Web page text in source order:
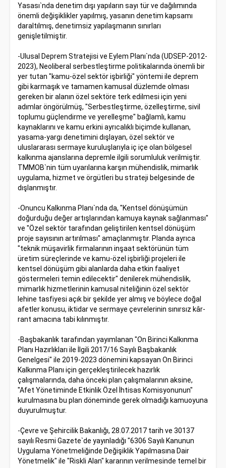
Yasası`nda denetim dışı yapıların sayı tür ve dağılımında
önemli değişiklikler yapılmış, yasanın denetim kapsamı
daraltılmış, denetimsiz yapılaşmanın sınırları
genişletilmiştir.
-Ulusal Deprem Stratejisi ve Eylem Planı`nda (UDSEP-2012-
2023), Neoliberal serbestleştirme politikalarında önemli bir
yer tutan "kamu-özel sektör işbirliği" yöntemi ile deprem
gibi karmaşık ve tamamen kamusal düzlemde olması
gereken bir alanın özel sektöre terk edilmesi için yeni
adımlar öngörülmüş, "Serbestleştirme, özelleştirme, sivil
toplumu güçlendirme ve yerelleşme" bağlamlı, kamu
kaynaklarını ve kamu erkini ayrıcalıklı biçimde kullanan,
yasama-yargı denetimini dışlayan, özel sektör ve
uluslararası sermaye kuruluşlarıyla iç içe olan bölgesel
kalkınma ajanslarına depremle ilgili sorumluluk verilmiştir.
TMMOB`nin tüm uyarılarına karşın mühendislik, mimarlık
uygulama, hizmet ve örgütleri bu strateji belgesinde de
dışlanmıştır.
-Onuncu Kalkınma Planı`nda da, "Kentsel dönüşümün
doğurduğu değer artışlarından kamuya kaynak sağlanması"
ve "Özel sektör tarafından geliştirilen kentsel dönüşüm
proje sayısının artırılması" amaçlanmıştır. Planda ayrıca
"teknik müşavirlik firmalarının inşaat sektörünün tüm
üretim süreçlerinde ve kamu-özel işbirliği projeleri ile
kentsel dönüşüm gibi alanlarda daha etkin faaliyet
göstermeleri temin edilecektir" denilerek mühendislik,
mimarlık hizmetlerinin kamusal niteliğinin özel sektör
lehine tasfiyesi açık bir şekilde yer almış ve böylece doğal
afetler konusu, iktidar ve sermaye çevrelerinin sınırsız kâr-
rant amacına tabi kılınmıştır.
-Başbakanlık tarafından yayımlanan "On Birinci Kalkınma
Planı Hazırlıkları ile İlgili 2017/16 Sayılı Başbakanlık
Genelgesi" ile 2019-2023 dönemini kapsayan On Birinci
Kalkınma Planı için gerçekleştirilecek hazırlık
çalışmalarında, daha önceki plan çalışmalarının aksine,
"Afet Yönetiminde Etkinlik Özel İhtisas Komisyonunun"
kurulmasına bu plan döneminde gerek olmadığı kamuoyuna
duyurulmuştur.
-Çevre ve Şehircilik Bakanlığı, 28.07.2017 tarih ve 30137
sayılı Resmi Gazete`de yayınladığı "6306 Sayılı Kanunun
Uygulama Yönetmeliğinde Değişiklik Yapılmasına Dair
Yönetmelik" ile "Riskli Alan" kararının verilmesinde temel bir